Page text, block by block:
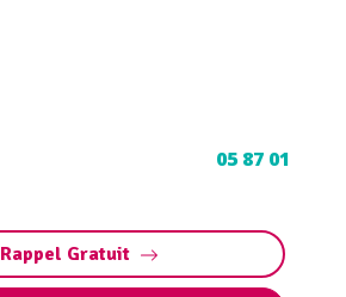
05 87 01
Rappel Gratuit